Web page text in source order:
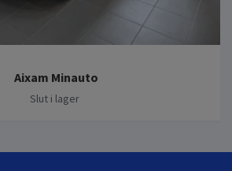
Aixam Minauto
Slut i lager